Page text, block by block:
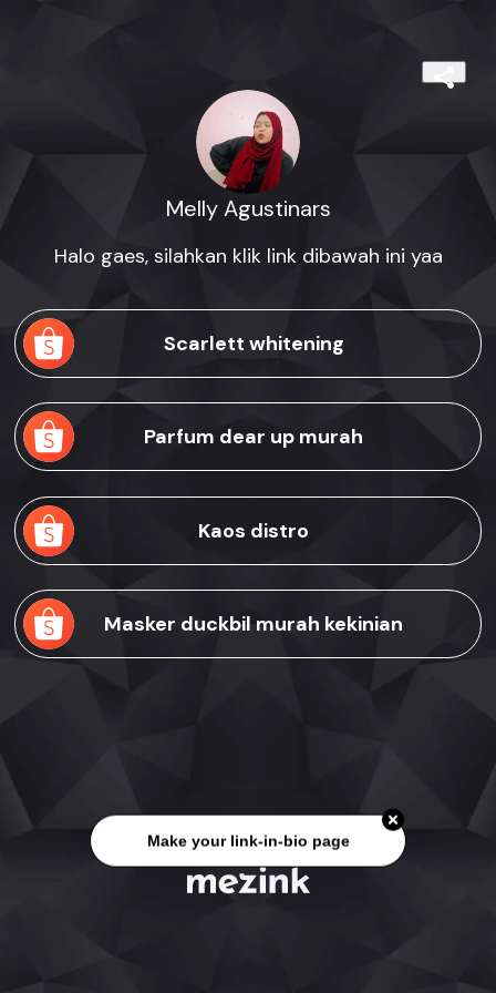
Melly Agustinars
Halo gaes, silahkan klik link dibawah ini yaa
Scarlett whitening
Parfum dear up murah
Kaos distro
Masker duckbil murah kekinian
Make your link-in-bio page